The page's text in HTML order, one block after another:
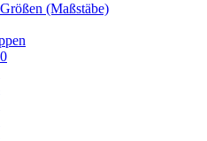
(Maßstäbe)